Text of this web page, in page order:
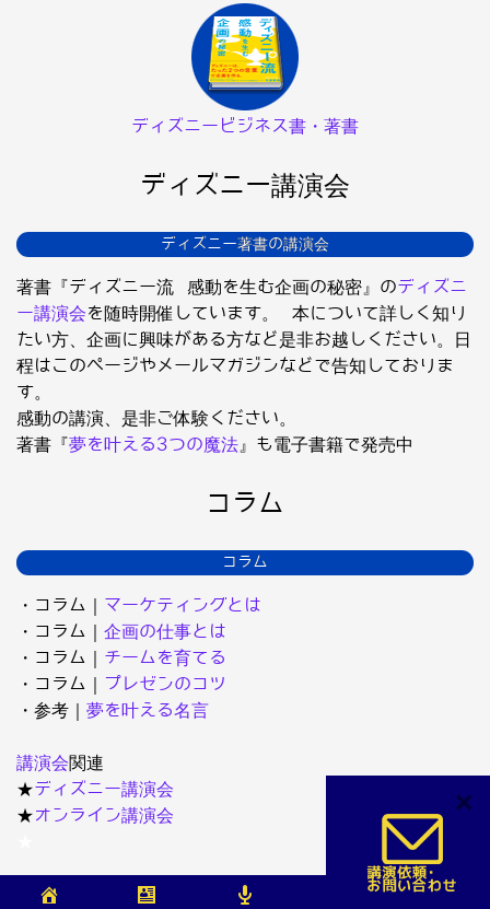
ディズニービジネス書・著書
ディズニー講演会
ディズニー著書の講演会
著書『ディズニー流 感動を生む企画の秘密』のディズニ
ー講演会を随時開催しています。 本について詳しく知り
たい方、企画に興味がある方など是非お越しください。日
程はこのページやメールマガジンなどで告知しておりま
す。
感動の講演、是非ご体験ください。
著書『夢を叶える3つの魔法 』も電子書籍で発売中
コラム
コラム
・コラム｜ マーケティングとは
・コラム｜ 企画の仕事とは
・コラム｜ チームを育てる
・コラム｜ プレゼンのコツ
・参考｜ 夢を叶える名言
講演会関連
★ディズニー講演会
★オンライン講演会
×